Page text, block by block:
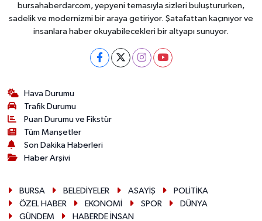
bursahaberdarcom, yepyeni temasıyla sizleri buluştururken,
sadelik ve modernizmi bir araya getiriyor. Şatafattan kaçınıyor ve
insanlara haber okuyabilecekleri bir altyapı sunuyor.
Hava Durumu
Trafik Durumu
Puan Durumu ve Fikstür
Tüm Manşetler
Son Dakika Haberleri
Haber Arşivi
BURSA BELEDİYELER ASAYİŞ
POLİTİKA
ÖZEL HABER
EKONOMİ SPOR
DÜNYA
GÜNDEM
HABERDE İNSAN